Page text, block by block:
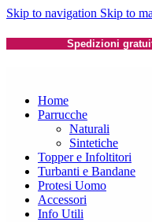
Skip to navigation Skip to
Spedizioni
Home
Parrucche
Naturali
Sintetiche
Topper e Infoltitori
Turbanti e Bandane
Protesi Uomo
Accessori
Info Utili